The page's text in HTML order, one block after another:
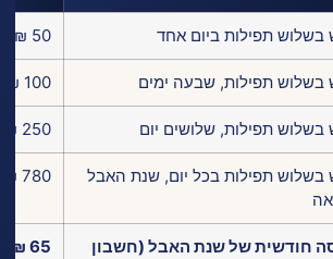
בשלוש תפילות ביום אחד 50 ₪
בשלוש תפילות, שבעה ימים 100 ₪
בשלוש תפילות, שלושים יום 250 ₪
בשלוש תפילות בכל יום, שנת האבל
780 ₪
חודשית של שנת האבל (חשבון
65 ₪